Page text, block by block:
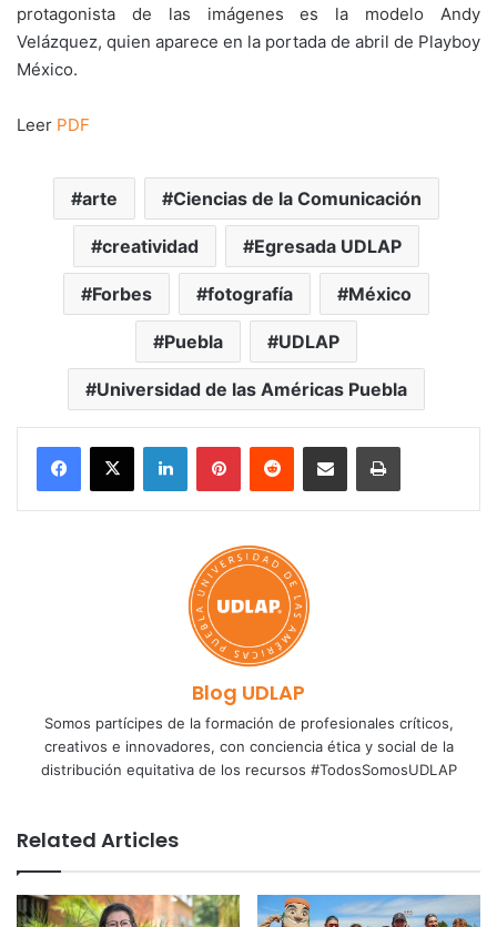
protagonista de las imágenes es la modelo Andy
Velázquez, quien aparece en la portada de abril de Playboy
México.
Leer PDF
arte Ciencias de la Comunicación
creatividad Egresada UDLAP
Forbes fotografía México
Puebla UDLAP
Universidad de las Américas Puebla
LinkedInPinterestReddit Share via Email Print
Blog UDLAP
Somos partícipes de la formación de profesionales críticos,
creativos e innovadores, con conciencia ética y social de la
distribución equitativa de los recursos #TodosSomosUDLAP
Related Articles